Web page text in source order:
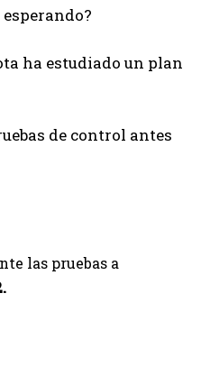
ha estudiado un plan
de control antes
las pruebas a